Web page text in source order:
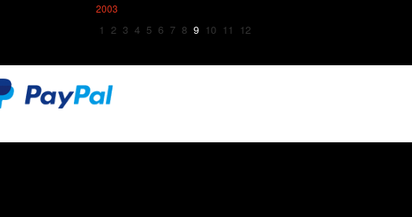
2003
1 2 3 4 5 6 7 8 9 10 11 12